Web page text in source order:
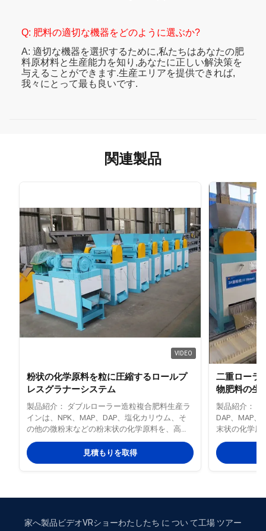
Q: 肥料の適切な機器をどのように選ぶか?
A: 適切な機器を選択するために,私たちはあなたの肥
料原材料と生産能力を知り,あなたに正しい解決策を
与えることができます.生産エリアを提供できれば,
我々にとって最も良いです.
関連製品
VIDEO
粉状の化学原料を粒に圧縮するロールプ
レスグラナーシステム
製品紹介： ダブルローラー造粒複合肥料生産ラ
インは、NPK、MAP、DAP、塩化カリウム、そ
の他の微粉末などの粉末状の化学原料を、高品
質で均一な顆粒に変えるように設計された、高
効率で多用途なソリューションです。高度な乾
式ローラープレス技術を利用し、このライン
ー消費が大幅に削減され、生産プロセスが簡素
イズは調整可能で、通常2〜8mmの範囲であ
見積もりを取得
二重ローラ
物肥料の生
製品紹介：
DAP、MAP、
末状の化学原
れています
応し、お客様
る柔軟なソリ
く、直接顆粒
生産プロセス
家へ製品ビデオVRショーわたしたち に つい て工場 ツアー